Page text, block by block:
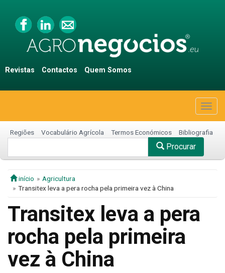
Revistas Contactos Quem Somos
Regiões Vocabulário Agrícola Termos Económicos Bibliografia
Procurar
início
Agricultura
Transitex leva a pera rocha pela primeira vez à China
Transitex leva a pera
rocha pela primeira
vez à China